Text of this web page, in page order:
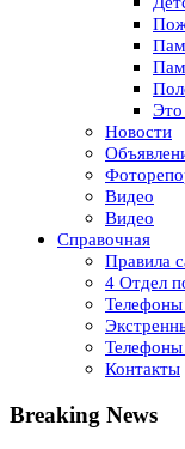
Это
Новости
Видео
Видео
Справочная
Правила
4 Отдел
Телефоны
Телефоны
Контакты
Breaking News